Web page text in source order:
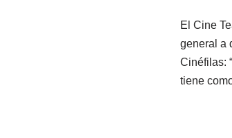
El Cine
general a
Cinéfilas:
tiene